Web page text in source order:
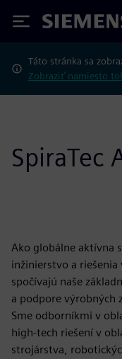
Siemens
Táto stránka sa
Zobraziť namiesto
SpiraTec
Ako globálne aktívna
inžinierstvo a
spočívajú naše
a podpore výrobných
Sme odborníkmi v
high-tech riešení v
strojárstva,